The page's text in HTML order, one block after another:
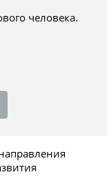
человека.